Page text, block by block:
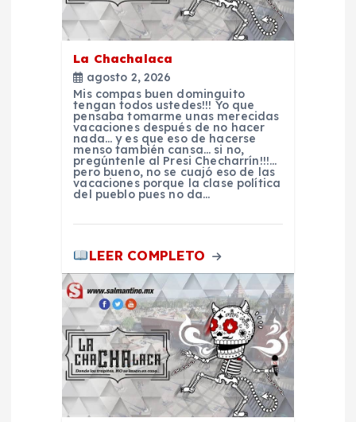
La Chachalaca
agosto 2, 2026
Mis compas buen dominguito
tengan todos ustedes!!! Yo que
pensaba tomarme unas merecidas
vacaciones después de no hacer
nada… y es que eso de hacerse
menso también cansa… si no,
pregúntenle al Presi Checharrín!!!…
pero bueno, no se cuajó eso de las
vacaciones porque la clase política
del pueblo pues no da…
LEER COMPLETO